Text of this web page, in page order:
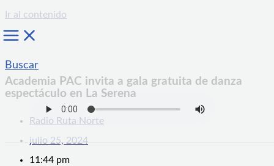
Ir al contenido
Buscar
Academia PAC invita a gala gratuita de danza
espectáculo en La Serena
Radio Ruta Norte
julio 25, 2024
11:44 pm